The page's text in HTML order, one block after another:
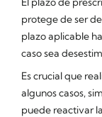
protege de ser
plazo aplicable
caso sea
Es crucial que
algunos casos,
puede reactivar